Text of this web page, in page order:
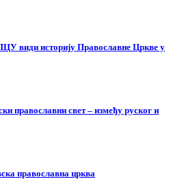
види историју Православне Цркве у
православни свет – између руског и
православна црква